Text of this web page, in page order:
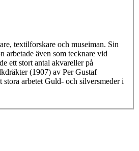
textilforskare och museiman. Sin
även som tecknare vid
ett stort antal akvareller på
(1907) av Per Gustaf
arbetet Guld- och silversmeder i